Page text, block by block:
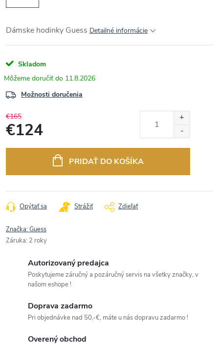
Dámske hodinky Guess Detailné informácie
Skladom
11.8.2026
Možnosti doručenia
€165
€124
PRIDAŤ DO KOŠÍKA
Opýtať sa Strážiť Zdieľať
Značka:Guess
Záruka: 2 roky
Autorizovaný predajca
Poskytujeme záručný a pozáručný servis na všetky značky, v
našom eshope !
Doprava zadarmo
Pri objednávke nad 50,-€, máte u nás dopravu zadarmo !
Overený obchod